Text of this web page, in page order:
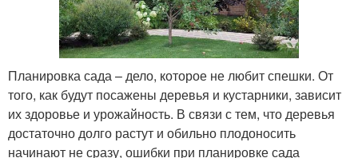
Планировка сада – дело, которое не любит спешки. От
того, как будут посажены деревья и кустарники, зависит
их здоровье и урожайность. В связи с тем, что деревья
достаточно долго растут и обильно плодоносить
начинают не сразу, ошибки при планировке сада